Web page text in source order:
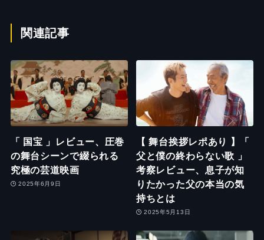
関連記事
「 国宝 」レビュー、圧巻
の舞台シーンで綴られる
究極の芸道映画
2025年6月9日
【 舞台挨拶レポあり 】「
父と僕の終わらない歌 」
考察レビュー、息子が知
りたかった父の本当の気
持ちとは
2025年5月13日